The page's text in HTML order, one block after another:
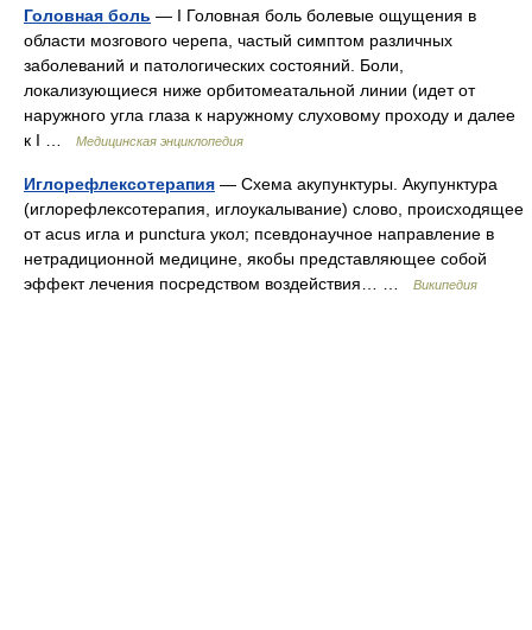
Головная боль — I Головная боль болевые ощущения в
области мозгового черепа, частый симптом различных
заболеваний и патологических состояний. Боли,
локализующиеся ниже орбитомеатальной линии (идет от
наружного угла глаза к наружному слуховому проходу и далее
к I …
Медицинская энциклопедия
Иглорефлексотерапия — Схема акупунктуры. Акупунктура
(иглорефлексотерапия, иглоукалывание) слово, происходящее
от acus игла и punctura укол; псевдонаучное направление в
нетрадиционной медицине, якобы представляющее собой
эффект лечения посредством воздействия… …
Википедия